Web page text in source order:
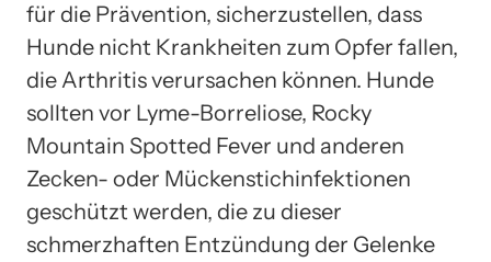
für die Prävention, sicherzustellen, dass
Hunde nicht Krankheiten zum Opfer fallen,
die Arthritis verursachen können. Hunde
sollten vor Lyme-Borreliose, Rocky
Mountain Spotted Fever und anderen
Zecken- oder Mückenstichinfektionen
geschützt werden, die zu dieser
schmerzhaften Entzündung der Gelenke